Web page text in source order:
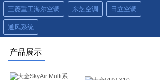
三菱重工海尔空调 东芝空调 日立空调
通风系统
产品展示